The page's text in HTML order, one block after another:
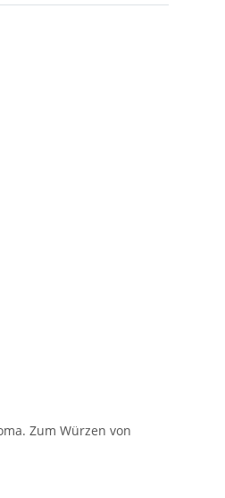
Zum Würzen von